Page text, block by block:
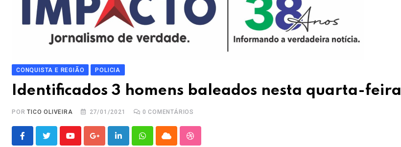
CONQUISTA E REGIÃO POLICIA
Identificados 3 homens baleados nesta quarta-feira
PORTICO OLIVEIRA 27/01/2021 0 COMENTÁRIOS
YoutubeGoogle+LinkedInWhatsappCloud StumbleUpon